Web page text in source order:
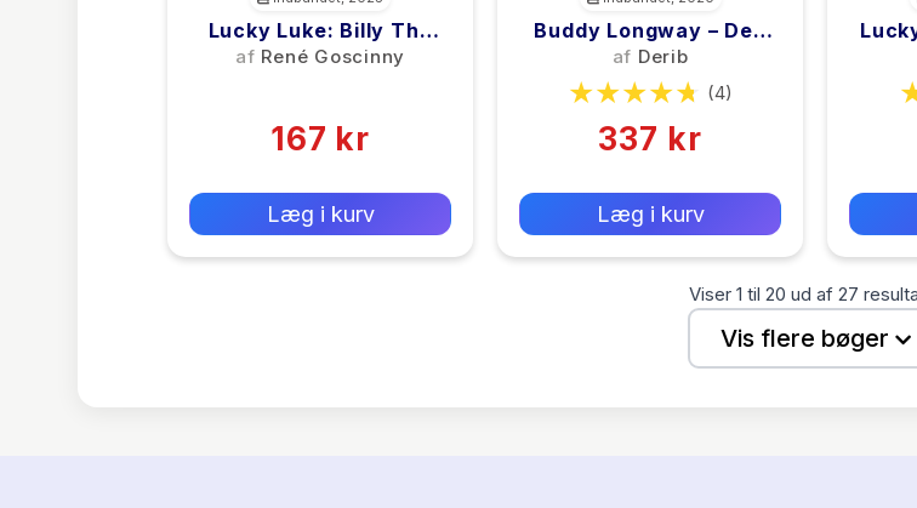
Lucky Luke: Billy The
Kid – Et Lucky Luke-
af René Goscinny
167 kr
Læg i kurv
Buddy Longway – Den
Samlede Saga 2
af Derib
(4)
337 kr
Læg i kurv
Viser 1 til 20 ud af 27
Vis flere bøger